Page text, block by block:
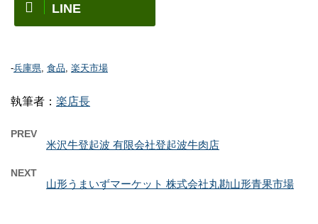
LINE
-兵庫県, 食品, 楽天市場
執筆者： 楽店長
PREV
米沢牛登起波 有限会社登起波牛肉店
NEXT
山形うまいずマーケット 株式会社丸勘山形青果市場